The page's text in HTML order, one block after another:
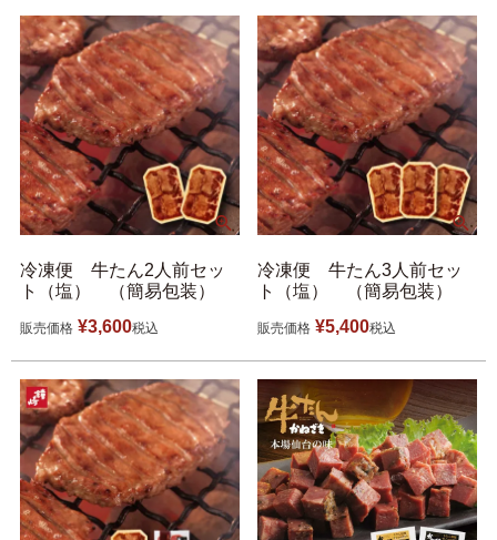
冷凍便 牛たん2人前セッ
ト（塩） （簡易包装）
販売価格 ¥3,600税込
冷凍便 牛たん3人前セッ
ト（塩） （簡易包装）
販売価格 ¥5,400税込